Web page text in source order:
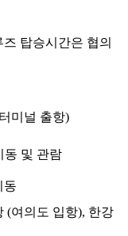
탑승시간은 협의
미널 출항)
동 및 관람
동
(여의도 입항), 한강